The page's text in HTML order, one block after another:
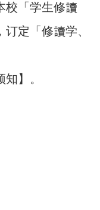
校「学生修讀
定「修讀学、
】。